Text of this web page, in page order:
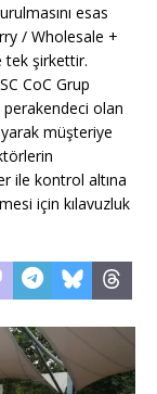
esas
/ Wholesale +
tek şirkettir.
CoC Grup
olan
müşteriye
ile kontrol altına
için kılavuzluk